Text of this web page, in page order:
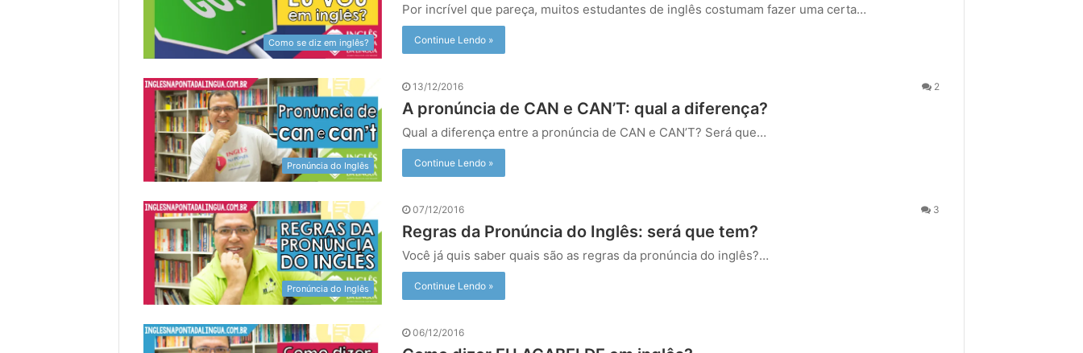
Como se diz em inglês?
Por incrível que pareça, muitos estudantes de inglês costumam fazer uma certa…
Continue Lendo »
Pronúncia do Inglês
13/12/2016 2
A pronúncia de CAN e CAN’T: qual a diferença?
Qual a diferença entre a pronúncia de CAN e CAN’T? Será que…
Continue Lendo »
Pronúncia do Inglês
07/12/2016 3
Regras da Pronúncia do Inglês: será que tem?
Você já quis saber quais são as regras da pronúncia do inglês?…
Continue Lendo »
06/12/2016